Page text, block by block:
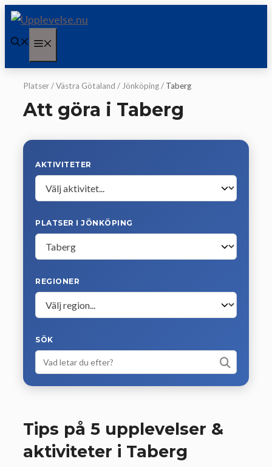
Hoppa
innehåll
Platser/Västra Götaland / Jönköping/ Taberg
Att göra i Taberg
AKTIVITETER
PLATSER I JÖNKÖPING
REGIONER
SÖK
Tips på 5 upplevelser &
aktiviteter i Taberg